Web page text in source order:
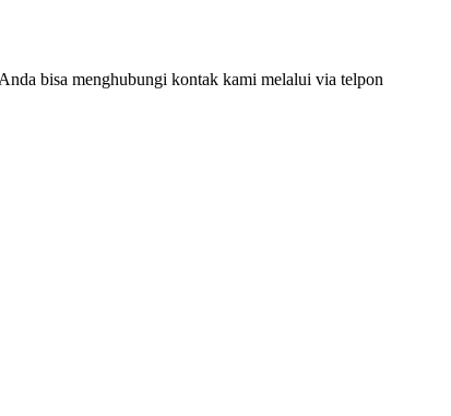
bisa menghubungi kontak kami melalui via telpon